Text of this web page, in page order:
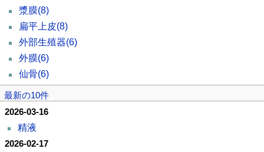
漿膜(8)
扁平上皮(8)
外部生殖器(6)
外膜(6)
仙骨(6)
最新の10件
2026-03-16
精液
2026-02-17